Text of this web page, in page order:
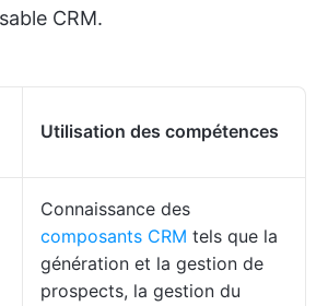
CRM.
Utilisation des compétences
Connaissance des
composants CRM tels que la
génération et la gestion de
prospects, la gestion du